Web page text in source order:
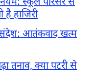
हाजिरी
संदेश: आतंकवाद खत्म
तनाव, क्या पटरी से